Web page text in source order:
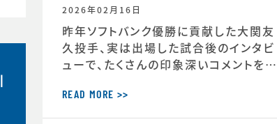
2026年02月16日
昨年ソフトバンク優勝に貢献した大関友
久投手、実は出場した試合後のインタビ
ューで、たくさんの印象深いコメントを発
材を受け、大関選手のコメントの「真意」
をスポーツ心理学の視点から、布施が詳
READ MORE >>